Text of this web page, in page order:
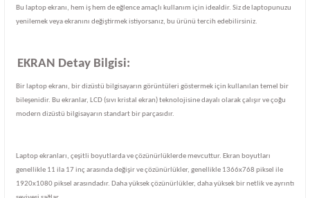
Bu laptop ekranı, hem iş hem de eğlence amaçlı kullanım için idealdir. Siz de laptopunuzu
yenilemek veya ekranını değiştirmek istiyorsanız, bu ürünü tercih edebilirsiniz.
EKRAN Detay Bilgisi:
Bir laptop ekranı, bir dizüstü bilgisayarın görüntüleri göstermek için kullanılan temel bir
bileşenidir. Bu ekranlar, LCD (sıvı kristal ekran) teknolojisine dayalı olarak çalışır ve çoğu
modern dizüstü bilgisayarın standart bir parçasıdır.
Laptop ekranları, çeşitli boyutlarda ve çözünürlüklerde mevcuttur. Ekran boyutları
genellikle 11 ila 17 inç arasında değişir ve çözünürlükler, genellikle 1366x768 piksel ile
1920x1080 piksel arasındadır. Daha yüksek çözünürlükler, daha yüksek bir netlik ve ayrıntı